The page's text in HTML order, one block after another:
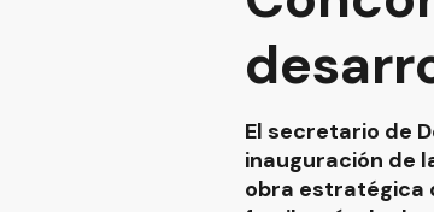
El secretario de
inauguración de
obra estratégica